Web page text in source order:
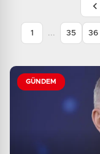
1 ... 35 36
GÜNDEM